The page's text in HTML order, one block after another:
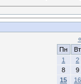
«
Пн
Вт
1
2
8
9
15
16